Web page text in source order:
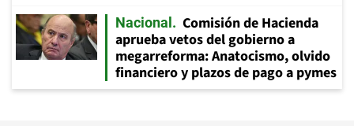
Nacional
Comisión de Hacienda
aprueba vetos del gobierno a
megarreforma: Anatocismo, olvido
financiero y plazos de pago a pymes